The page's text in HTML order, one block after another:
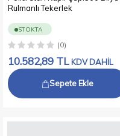
Rulmanlı Tekerlek
STOKTA
(0)
10.582,89 TL KDV DAHİL
Sepete Ekle